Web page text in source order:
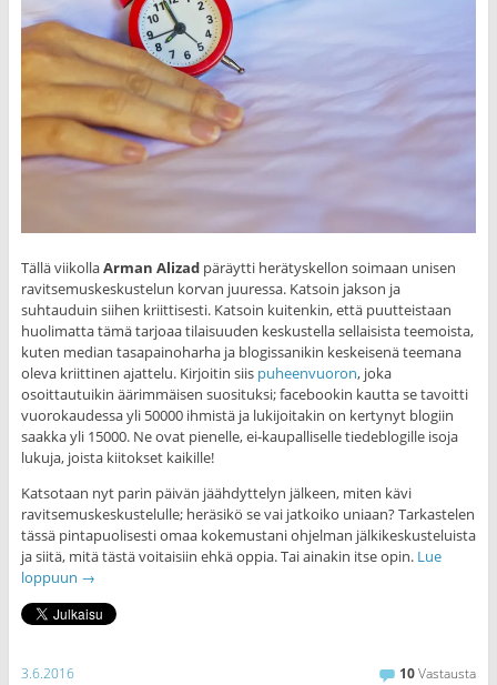
Tällä viikollaArman Alizadpäräytti herätyskellon soimaan unisen
ravitsemuskeskustelun korvan juuressa. Katsoin jakson ja
suhtauduin siihen kriittisesti. Katsoin kuitenkin, että puutteistaan
huolimatta tämä tarjoaa tilaisuuden keskustella sellaisista teemoista,
kuten median tasapainoharha ja blogissanikin keskeisenä teemana
oleva kriittinen ajattelu. Kirjoitin siis puheenvuoron, joka
osoittautuikin äärimmäisen suosituksi; facebookin kautta se tavoitti
vuorokaudessa yli 50000 ihmistä ja lukijoitakin on kertynyt blogiin
saakka yli 15000. Ne ovat pienelle, ei-kaupalliselle tiedeblogille isoja
lukuja, joista kiitokset kaikille!
Katsotaan nyt parin päivän jäähdyttelyn jälkeen, miten kävi
ravitsemuskeskustelulle; heräsikö se vai jatkoiko uniaan? Tarkastelen
tässä pintapuolisesti omaa kokemustani ohjelman jälkikeskusteluista
ja siitä, mitä tästä voitaisiin ehkä oppia. Tai ainakin itse opin. Lue
loppuun →
3.6.2016 10Vastausta